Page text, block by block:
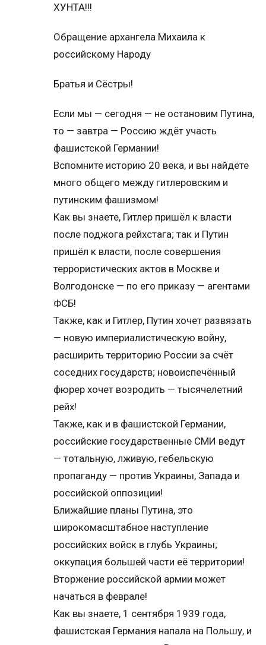
ХУНТА!!!
Обращение архангела Михаила к
российскому Народу
Братья и Сёстры!
Если мы — сегодня — не остановим Путина,
то — завтра — Россию ждёт участь
фашистской Германии!
Вспомните историю 20 века, и вы найдёте
много общего между гитлеровским и
путинским фашизмом!
Как вы знаете, Гитлер пришёл к власти
после поджога рейхстага; так и Путин
пришёл к власти, после совершения
террористических актов в Москве и
Волгодонске — по его приказу — агентами
ФСБ!
Также, как и Гитлер, Путин хочет развязать
— новую империалистическую войну,
расширить территорию России за счёт
соседних государств; новоиспечённый
фюрер хочет возродить — тысячелетний
рейх!
Также, как и в фашистской Германии,
российские государственные СМИ ведут
— тотальную, лживую, гебельскую
пропаганду — против Украины, Запада и
российской оппозиции!
Ближайшие планы Путина, это
широкомасштабное наступление
российских войск в глубь Украины;
оккупация большей части её территории!
Вторжение российской армии может
начаться в феврале!
Как вы знаете, 1 сентября 1939 года,
фашистская Германия напала на Польшу, и